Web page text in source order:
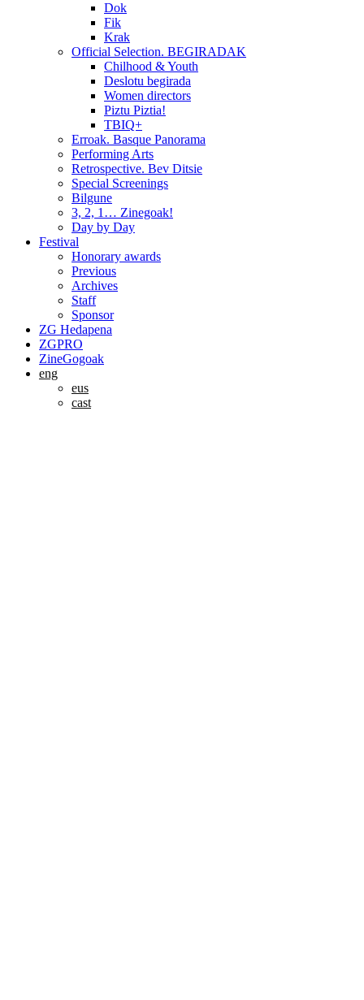
Dok
Fik
Krak
Official Selection. BEGIRADAK
Chilhood & Youth
Deslotu begirada
Women directors
Piztu Piztia!
TBIQ+
Erroak. Basque Panorama
Performing Arts
Retrospective. Bev Ditsie
Special Screenings
Bilgune
3, 2, 1… Zinegoak!
Day by Day
Festival
Honorary awards
Previous
Archives
Staff
Sponsor
ZG Hedapena
ZGPRO
ZineGogoak
eng
eus
cast